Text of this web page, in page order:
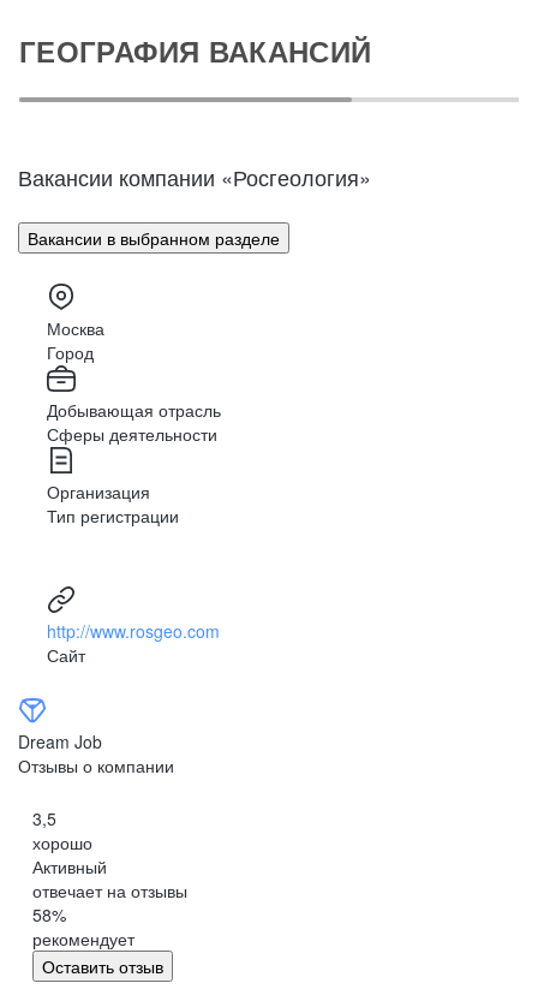
ГЕОГРАФИЯ ВАКАНСИЙ
Вакансии компании «Росгеология»
Вакансии в выбранном разделе
Москва
Город
Добывающая отрасль
Сферы деятельности
Организация
Тип регистрации
http://www.rosgeo.com
Сайт
Dream Job
Отзывы о компании
3,5
хорошо
Активный
отвечает на отзывы
58%
рекомендует
Оставить отзыв